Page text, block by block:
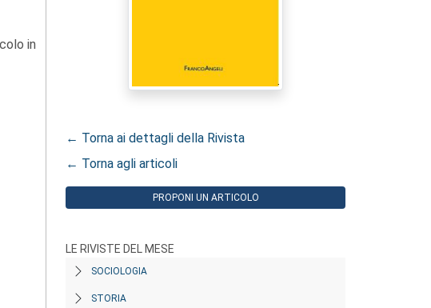
in
← Torna ai dettagli della Rivista
← Torna agli articoli
PROPONI UN ARTICOLO
LE RIVISTE DEL MESE
SOCIOLOGIA
STORIA